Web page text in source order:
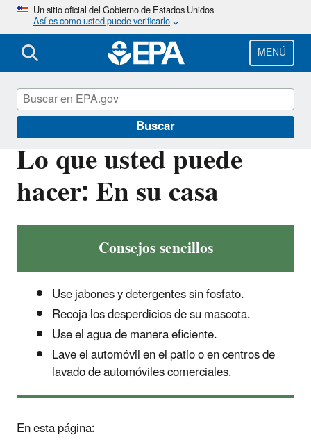
Pasar
al
contenido
principal
Un sitio oficial del Gobierno de Estados Unidos
Así es como usted puede verificarlo
MENÚ
Buscar
Lo que usted puede
hacer: En su casa
Consejos sencillos
Use jabones y detergentes sin fosfato.
Recoja los desperdicios de su mascota.
Use el agua de manera eficiente.
Lave el automóvil en el patio o en centros de
lavado de automóviles comerciales.
En esta página:
EPA en español